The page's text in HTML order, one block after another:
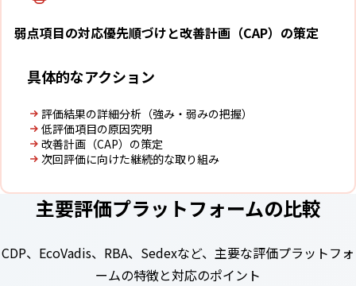
弱点項目の対応優先順づけと改善計画（CAP）の策定
具体的なアクション
評価結果の詳細分析（強み・弱みの把握）
低評価項目の原因究明
改善計画（CAP）の策定
次回評価に向けた継続的な取り組み
主要評価プラットフォームの比較
CDP、EcoVadis、RBA、Sedexなど、主要な評価プラットフォ
ームの特徴と対応のポイント